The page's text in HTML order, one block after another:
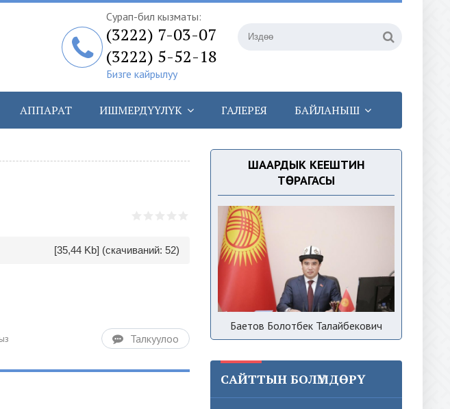
Сурап-билүү кызматы:
(3222) 7-03-07
(3222) 5-52-18
Бизге кайрылуу
АППАРАТ ИШМЕРДҮҮЛҮК ГАЛЕРЕЯ БАЙЛАНЫШ
[35,44 Kb] (cкачиваний: 52)
Талкуулоо
ШААРДЫК КЕҢЕШТИН
ТӨРАГАСЫ
Баетов Болотбек Талайбекович
САЙТТЫН БОЛҮМДӨРҮ